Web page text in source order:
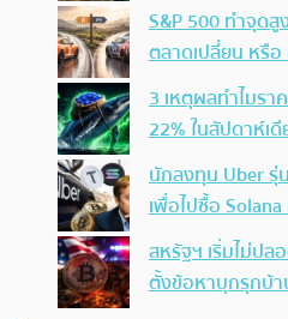
S&P 500 ทำจุด
ตลาดเปลี่ยน หรื
3 เหตุผลทำไมรา
22% ในสัปดาห์เดี
นักลงทุน Uber รุ่
เพื่อไปซื้อ
สหรัฐฯ เริ่มไม่ป
ตั้งข้อหาบุกรุกบ้า